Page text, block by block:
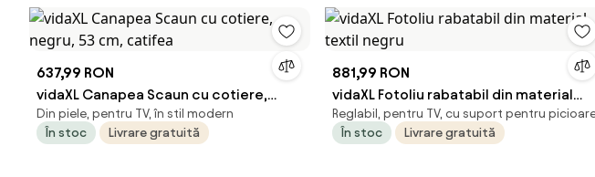
637,99 RON
vidaXL Canapea Scaun cu cotiere,
negru, 53 cm, catifea
Din piele, pentru TV, în stil modern
În stoc
Livrare gratuită
881,99 RON
vidaXL Fotoliu rabatabil din material
textil negru
Reglabil, pentru TV, cu suport pentru
În stoc
Livrare gratuită